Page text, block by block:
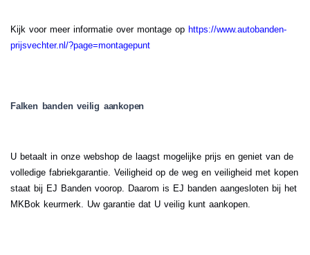
Kijk voor meer informatie over montage op https://www.autobanden-
prijsvechter.nl/?page=montagepunt
Falken banden veilig aankopen
U betaalt in onze webshop de laagst mogelijke prijs en geniet van de
volledige fabriekgarantie. Veiligheid op de weg en veiligheid met kopen
staat bij EJ Banden voorop. Daarom is EJ banden aangesloten bij het
MKBok keurmerk. Uw garantie dat U veilig kunt aankopen.